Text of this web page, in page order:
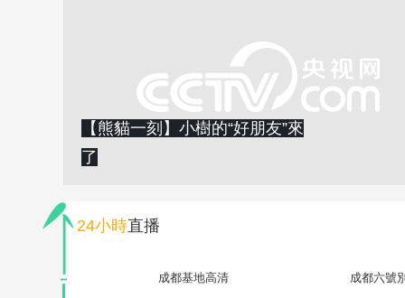
【熊貓一刻】小樹的“好朋友”來
了
24小時直播
成都基地高清 成都六號